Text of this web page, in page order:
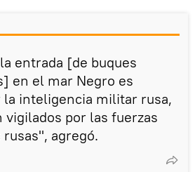
entrada [de buques
en el mar Negro es
la inteligencia militar rusa,
vigilados por las fuerzas
agregó.